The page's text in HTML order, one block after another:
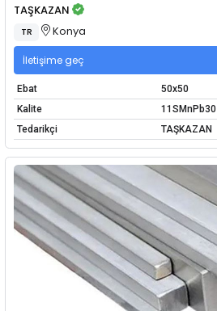
TAŞKAZAN
TR Konya
İletişime geç
Ebat
50x50
Kalite
11SMnPb30
Tedarikçi
TAŞKAZAN